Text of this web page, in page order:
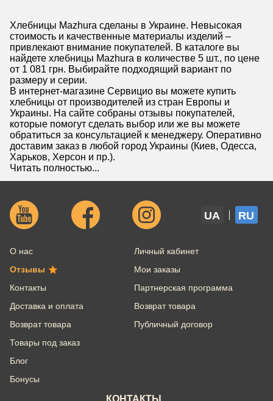
Хлебницы Mazhura сделаны в Украине. Невысокая
стоимость и качественные материалы изделий –
привлекают внимание покупателей. В каталоге вы
найдете хлебницы Mazhura в количестве 5 шт., по цене
от 1 081 грн. Выбирайте подходящий вариант по
размеру и серии.
В интернет-магазине Сервицио вы можете купить
хлебницы от производителей из стран Европы и
Украины. На сайте собраны отзывы покупателей,
которые помогут сделать выбор или же вы можете
обратиться за консультацией к менеджеру. Оперативно
доставим заказ в любой город Украины (Киев, Одесса,
Харьков, Херсон и пр.).
Читать полностью...
UA RU
О нас
Отзывы
Контакты
Доставка и оплата
Возврат товара
Товары под заказ
Блог
Бонусы
Личный кабинет
Мои заказы
Партнерская программа
Возврат товара
Публичный договор